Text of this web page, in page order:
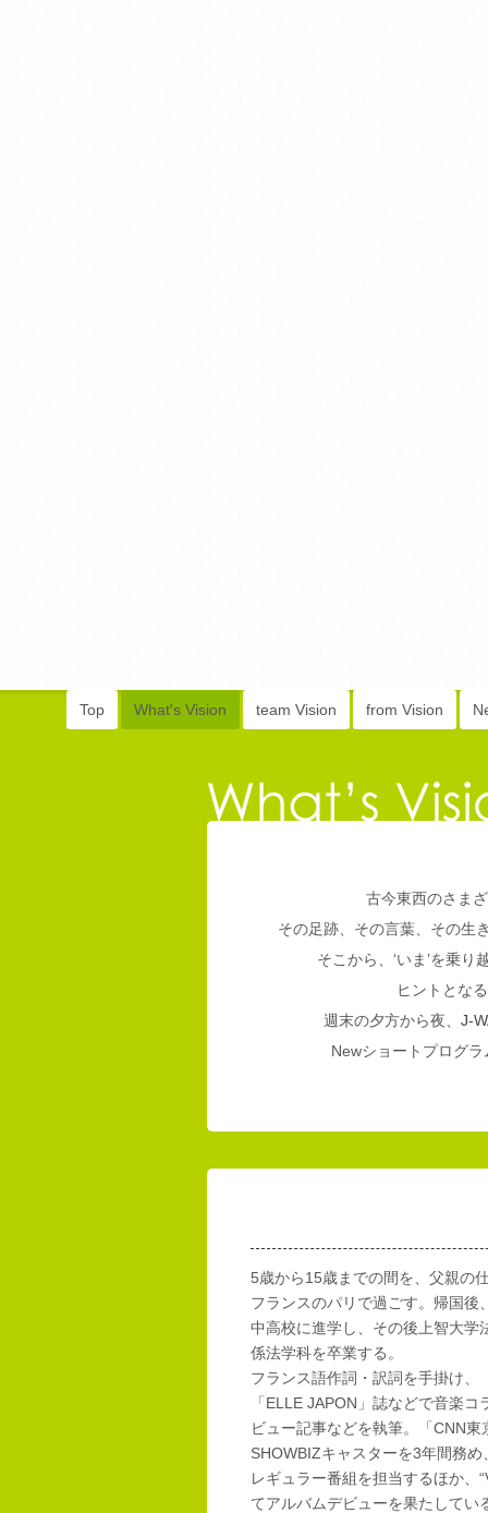
Top What's Vision team Vision from Vision
古今東西のさま
その足跡、その言葉、その生
そこから、‘いま’を乗
ヒントとな
週末の夕方から夜、 J-
Newショートプログ
5歳から15歳までの間を、父親の
フランスのパリで過ごす。帰国後
中高校に進学し、その後上智大学
係法学科を卒業する。
フランス語作詞・訳詞を手掛け、
「ELLE JAPON」誌などで音楽コ
ビュー記事などを執筆。「CNN東
SHOWBIZキャスターを3年間務め
レギュラー番組を担当するほか、
てアルバムデビューを果たしてい